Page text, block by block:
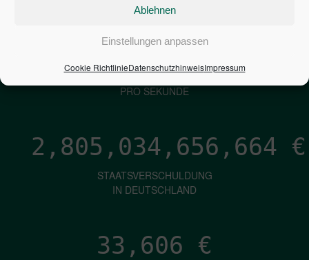
Ablehnen
Einstellungen anpassen
Cookie RichtlinieDatenschutzhinweisImpressum
1,601€
ZINSEN
PRO SEKUNDE
2,805,034,658,321 €
STAATSVERSCHULDUNG
IN DEUTSCHLAND
33,606 €